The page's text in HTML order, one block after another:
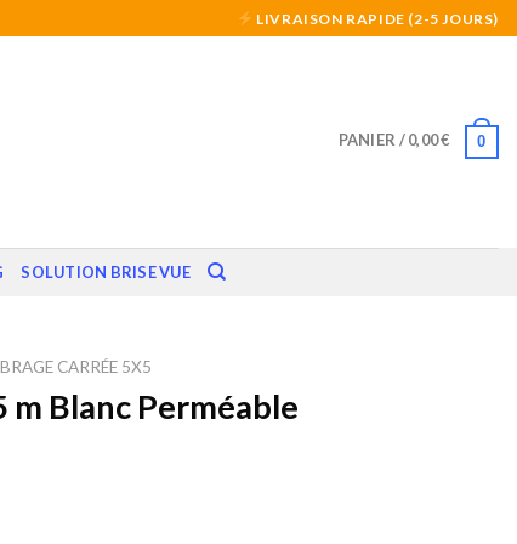
LIVRAISON RAPIDE (2-5 JOURS)
PANIER /0,00€ 0
SOLUTION BRISE VUE
CARRÉE 5X5
m Blanc Perméable